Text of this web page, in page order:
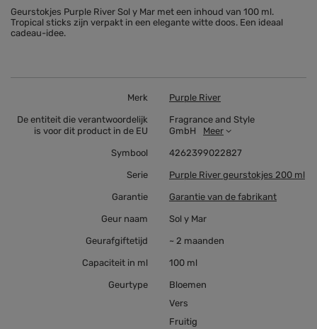
Geurstokjes Purple River Sol y Mar met een inhoud van 100 ml.
Tropical sticks zijn verpakt in een elegante witte doos. Een ideaal
cadeau-idee.
Merk Purple River
De entiteit die verantwoordelijk
is voor dit product in de EU
Fragrance and Style
GmbH
Meer
Symbool 4262399022827
Serie Purple River geurstokjes 200 ml
Garantie Garantie van de fabrikant
Geur naam Sol y Mar
Geurafgiftetijd ~ 2 maanden
Capaciteit in ml 100 ml
Geurtype
Bloemen
Vers
Fruitig